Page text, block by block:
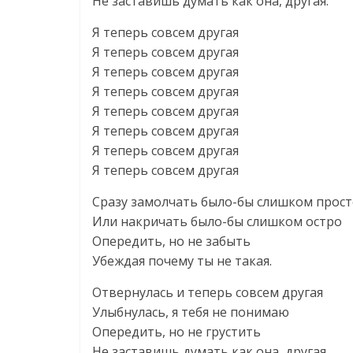
Я теперь совсем другая
Я теперь совсем другая
Я теперь совсем другая
Я теперь совсем другая
Я теперь совсем другая
Я теперь совсем другая
Я теперь совсем другая
Я теперь совсем другая
Сразу замолчать было-бы слишком
Или накричать было-бы слишком остро
Опередить, но не забыть
Убеждая почему ты не такая.
Отвернулась и теперь совсем другая
Улыбнулась, я тебя не понимаю
Опередить, но не грустить